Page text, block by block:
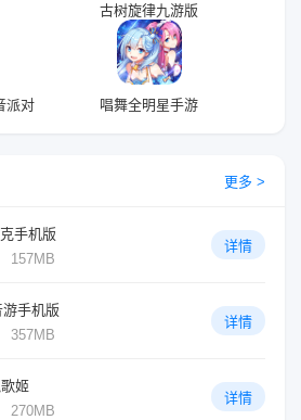
古树旋律九游版
派对 唱舞全明星手游
更多 >
手机版
157MB
详情
手机版
357MB
详情
姬
270MB
详情